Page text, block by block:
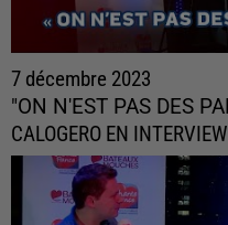
7 décembre 2023
"ON N'EST PAS DES
CALOGERO EN